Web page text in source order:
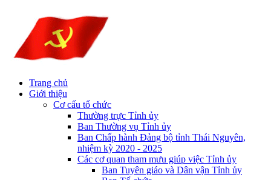
Trang chủ
Giới thiệu
Cơ cấu tổ chức
Thường trực Tỉnh ủy
Ban Thường vụ Tỉnh ủy
Ban Chấp hành Đảng bộ tỉnh Thái Nguyên,
nhiệm kỳ 2020 - 2025
Các cơ quan tham mưu giúp việc Tỉnh ủy
Ban Tuyên giáo và Dân vận Tỉnh ủy